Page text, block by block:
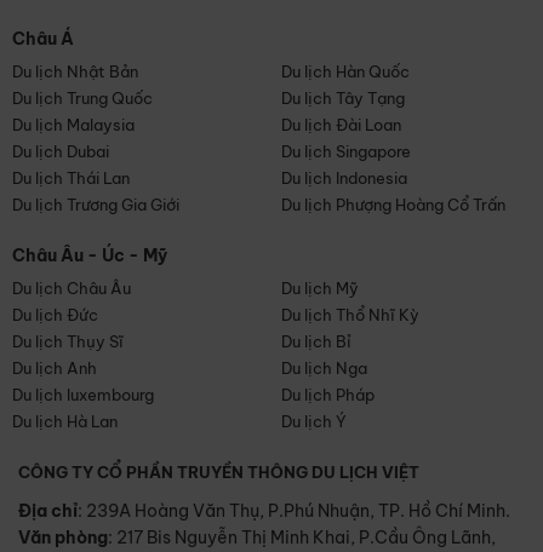
Châu Á
Du lịch Nhật Bản
Du lịch Hàn Quốc
Du lịch Trung Quốc
Du lịch Tây Tạng
Du lịch Malaysia
Du lịch Đài Loan
Du lịch Dubai
Du lịch Singapore
Du lịch Thái Lan
Du lịch Indonesia
Du lịch Trương Gia Giới
Du lịch Phượng Hoàng Cổ Trấn
Châu Âu - Úc - Mỹ
Du lịch Châu Âu
Du lịch Mỹ
Du lịch Đức
Du lịch Thổ Nhĩ Kỳ
Du lịch Thụy Sĩ
Du lịch Bỉ
Du lịch Anh
Du lịch Nga
Du lịch luxembourg
Du lịch Pháp
Du lịch Hà Lan
Du lịch Ý
CÔNG TY CỔ PHẦN TRUYỀN THÔNG DU LỊCH VIỆT
Địa chỉ: 239A Hoàng Văn Thụ, P.Phú Nhuận, TP. Hồ Chí Minh.
Văn phòng: 217 Bis Nguyễn Thị Minh Khai, P.Cầu Ông Lãnh,